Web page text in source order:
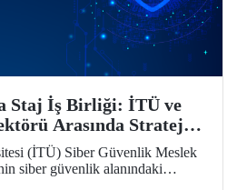
Staj İş Birliği: İTÜ ve
Arasında Stratejik
(İTÜ) Siber Güvenlik Meslek
siber güvenlik alanındaki